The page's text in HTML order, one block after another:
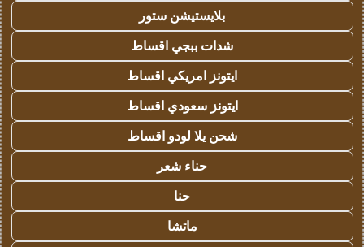
بلايستيشن ستور
شدات ببجي اقساط
ايتونز امريكي اقساط
ايتونز سعودي اقساط
شحن يلا لودو اقساط
حناء شعر
حنا
ماتشا